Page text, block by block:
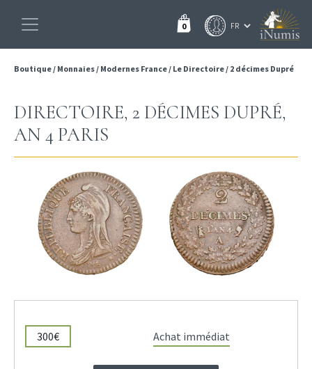
0
Boutique/ Monnaies/ Modernes France/ Le Directoire/ 2 décimes Dupré
DIRECTOIRE, 2 DÉCIMES DUPRÉ,
AN 4 PARIS
300€ Achat immédiat